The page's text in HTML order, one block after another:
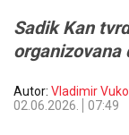
Sadik Kan
organizovana
Autor: Vladimir
02.06.2026.
07:49